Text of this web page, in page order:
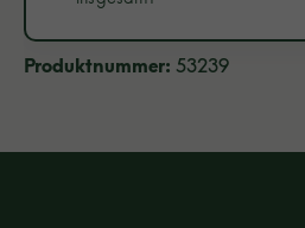
Produktnummer: 53239